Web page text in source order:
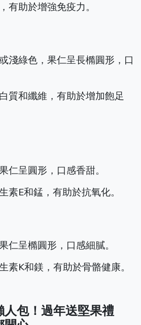
有助於增強免疫力。
淺綠色，果仁呈長橢圓形，口
質和纖維，有助於增加飽足
仁呈圓形，口感香甜。
素E和錳，有助於抗氧化。
仁呈橢圓形，口感細膩。
素K和鎂，有助於骨骼健康。
包！過年送堅果禮